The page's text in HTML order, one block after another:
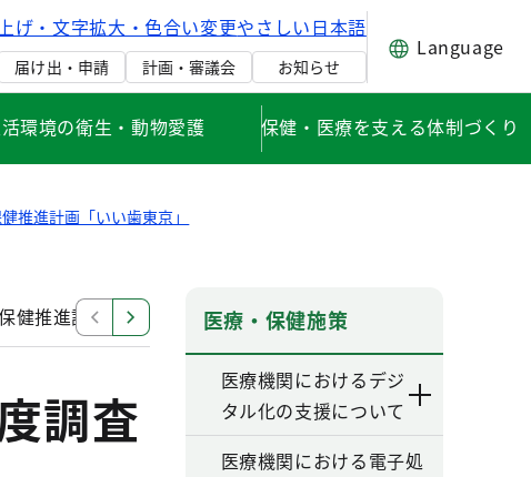
げ・文字拡大・色合い変更やさしい日本語
届け出・申請 計画・審議会 お知らせ
Language
環境の衛生・動物愛護 保健・医療を支える体制づくり
推進計画「いい歯東京」
健推進計画「いい歯東京」達成度調査 報告書
調査
医療・保健施策
医療機関におけるデジ
タル化の支援について
医療機関における電子処